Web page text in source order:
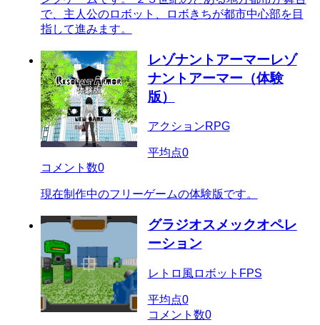
で、主人公のロボット、ロボきちが都市中心部を目
指して進みます。
レゾナントアーマーレゾ
ナントアーマー（体験
版）
アクションRPG
平均点0
コメント数0
現在制作中のフリーゲームの体験版です。
グラジオスメックオペレ
ーション
レトロ風ロボットFPS
平均点0
コメント数0